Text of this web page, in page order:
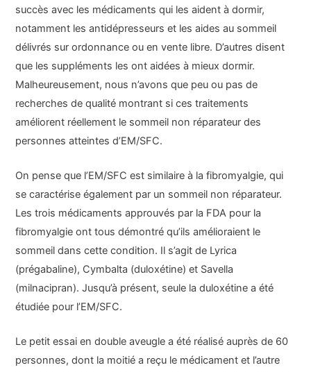
succès avec les médicaments qui les aident à dormir,
notamment les antidépresseurs et les aides au sommeil
délivrés sur ordonnance ou en vente libre. D’autres disent
que les suppléments les ont aidées à mieux dormir.
Malheureusement, nous n’avons que peu ou pas de
recherches de qualité montrant si ces traitements
améliorent réellement le sommeil non réparateur des
personnes atteintes d’EM/SFC.
On pense que l’EM/SFC est similaire à la fibromyalgie, qui
se caractérise également par un sommeil non réparateur.
Les trois médicaments approuvés par la FDA pour la
fibromyalgie ont tous démontré qu’ils amélioraient le
sommeil dans cette condition. Il s’agit de Lyrica
(prégabaline), Cymbalta (duloxétine) et Savella
(milnacipran). Jusqu’à présent, seule la duloxétine a été
étudiée pour l’EM/SFC.
Le petit essai en double aveugle a été réalisé auprès de 60
personnes, dont la moitié a reçu le médicament et l’autre